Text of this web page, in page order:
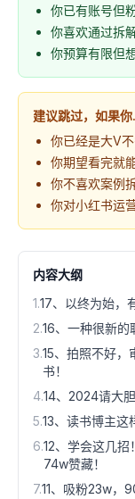
你已有账号但
你喜欢通过拆
你预算有限但
建议跳过，如果
你已经是大V
你期望看完就
你不喜欢案例
你对小红书运
内容大纲
1.17、以终为始，
2.16、一种很新的
3.15、拍照不好，
书！
4.14、2024请大
5.13、读书博主这
6.12、学会这几
74w赞藏！
7.11、吸粉23w，